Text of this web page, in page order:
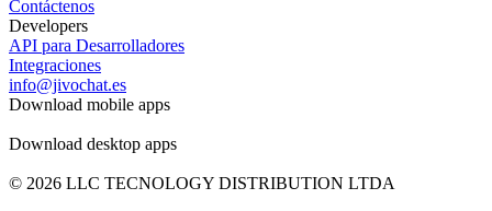
Contáctenos
Developers
API para Desarrolladores
Integraciones
info@jivochat.es
Download mobile apps
Download desktop apps
© 2026 LLC TECNOLOGY DISTRIBUTION LTDA